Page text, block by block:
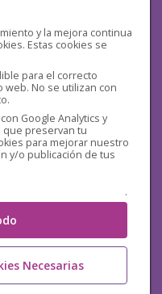
y la mejora continua
Estas cookies se
para el correcto
No se utilizan con
Google Analytics y
que preservan tu
para mejorar nuestro
y/o publicación de tus
.
Necesarias